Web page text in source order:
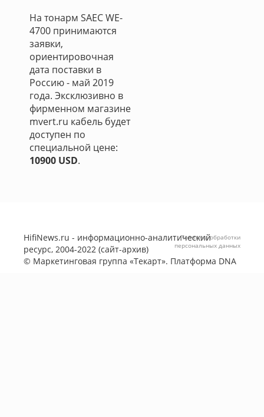
На тонарм SAEC WE-
4700 принимаются
заявки,
ориентировочная
дата поставки в
Россию - май 2019
года. Эксклюзивно в
фирменном магазине
mvert.ru кабель будет
доступен по
специальной цене:
10900 USD.
HifiNews.ru - информационно-аналитический
ресурс, 2004-2022 (сайт-архив)
© Маркетинговая группа «Текарт». Платформа DNA
Политика обработки
персональных данных